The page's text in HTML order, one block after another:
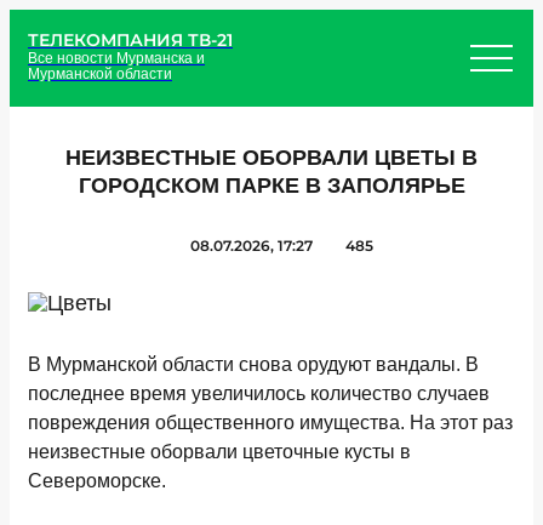
ТЕЛЕКОМПАНИЯ ТВ-21
Все новости Мурманска и
Мурманской области
НЕИЗВЕСТНЫЕ ОБОРВАЛИ ЦВЕТЫ В
ГОРОДСКОМ ПАРКЕ В ЗАПОЛЯРЬЕ
08.07.2026, 17:27 485
В Мурманской области снова орудуют вандалы. В
последнее время увеличилось количество случаев
повреждения общественного имущества. На этот раз
неизвестные оборвали цветочные кусты в
Североморске.